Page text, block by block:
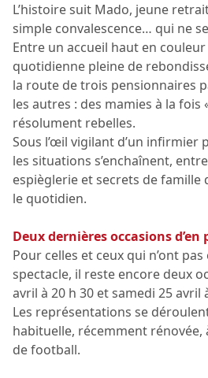
L’histoire suit Mado, jeune
simple convalescence… qui ne
Entre un accueil haut en
quotidienne pleine de
la route de trois pensionnaires
les autres : des mamies à la fois
résolument rebelles.
Sous l’œil vigilant d’un
les situations s’enchaînent,
espièglerie et secrets de
le quotidien.
Deux dernières occasions
Pour celles et ceux qui n’ont
spectacle, il reste encore deux
avril à 20 h 30 et samedi 25 avril
Les représentations se
habituelle, récemment
de football.